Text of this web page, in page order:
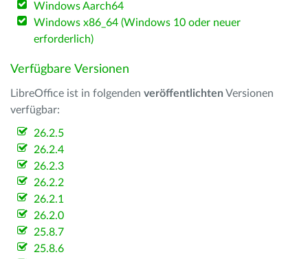
Windows Aarch64
Windows x86_64 (Windows 10 oder neuer
erforderlich)
Verfügbare Versionen
LibreOffice ist in folgenden veröffentlichten Versionen
verfügbar:
26.2.5
26.2.4
26.2.3
26.2.2
26.2.1
26.2.0
25.8.7
25.8.6